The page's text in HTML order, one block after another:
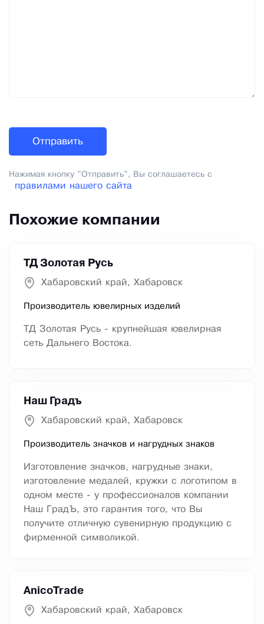
Нажимая кнопку "Отправить", Вы соглашаетесь с
правилами нашего сайта
Похожие компании
ТД Золотая Русь
Хабаровский край, Хабаровск
Производитель ювелирных изделий
ТД Золотая Русь - крупнейшая ювелирная
сеть Дальнего Востока.
Наш Градъ
Хабаровский край, Хабаровск
Производитель значков и нагрудных знаков
Изготовление значков, нагрудные знаки,
изготовление медалей, кружки с логотипом в
одном месте - у профессионалов компании
Наш ГрадЪ, это гарантия того, что Вы
получите отличную сувенирную продукцию с
фирменной символикой.
AnicoTrade
Хабаровский край, Хабаровск